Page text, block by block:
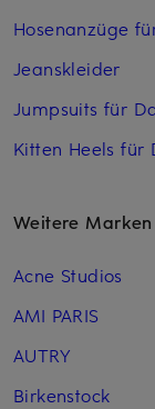
Hosenanzüge
Jeanskleider
Jumpsuits für
Kitten Heels für
Weitere Marken
Acne Studios
AMI PARIS
AUTRY
Birkenstock